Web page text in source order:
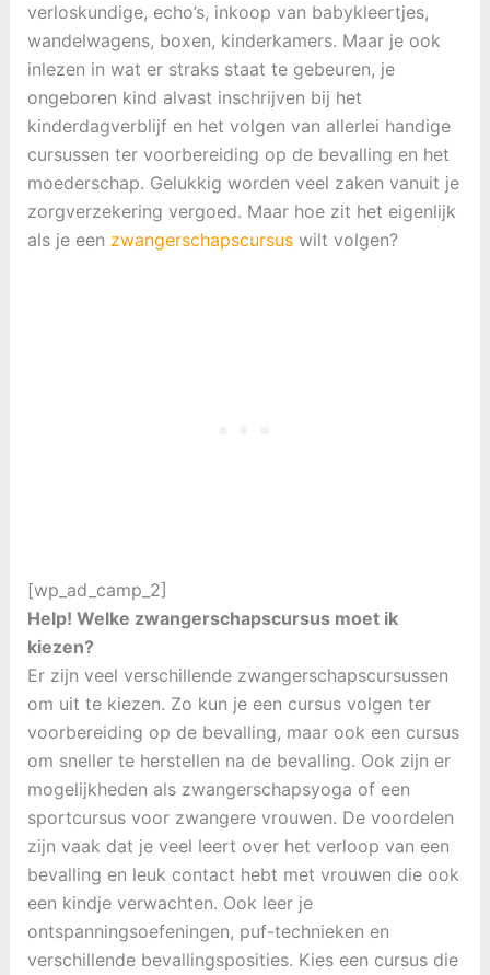
verloskundige, echo’s, inkoop van babykleertjes,
wandelwagens, boxen, kinderkamers. Maar je ook
inlezen in wat er straks staat te gebeuren, je
ongeboren kind alvast inschrijven bij het
kinderdagverblijf en het volgen van allerlei handige
cursussen ter voorbereiding op de bevalling en het
moederschap. Gelukkig worden veel zaken vanuit je
zorgverzekering vergoed. Maar hoe zit het eigenlijk
als je een zwangerschapscursuswilt volgen?
[wp_ad_camp_2]
Help! Welke zwangerschapscursus moet ik
kiezen?
Er zijn veel verschillende zwangerschapscursussen
om uit te kiezen. Zo kun je een cursus volgen ter
voorbereiding op de bevalling, maar ook een cursus
om sneller te herstellen na de bevalling. Ook zijn er
mogelijkheden als zwangerschapsyoga of een
sportcursus voor zwangere vrouwen. De voordelen
zijn vaak dat je veel leert over het verloop van een
bevalling en leuk contact hebt met vrouwen die ook
een kindje verwachten. Ook leer je
ontspanningsoefeningen, puf-technieken en
verschillende bevallingsposities. Kies een cursus die